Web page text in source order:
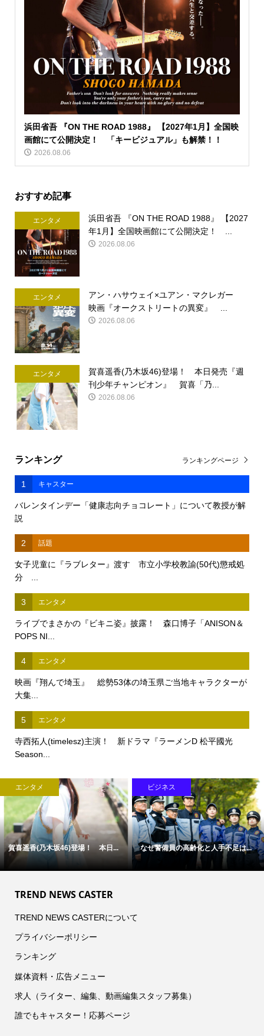
浜田省吾 『ON THE ROAD 1988』 【2027年1月】全国映
画館にて公開決定！ 「キービジュアル」も解禁！！
2026.08.06
おすすめ記事
エンタメ
浜田省吾 『ON THE ROAD 1988』 【2027
年1月】全国映画館にて公開決定！ ...
2026.08.06
エンタメ
アン・ハサウェイ×ユアン・マクレガー
映画『オークストリートの異変』 ...
2026.08.06
エンタメ
賀喜遥香(乃木坂46)登場！ 本日発売『週
刊少年チャンピオン』 賀喜「乃...
2026.08.06
ランキング
1 キャスター
バレンタインデー「健康志向チョコレート」について教授が解
説
2 話題
女子児童に『ラブレター』渡す 市立小学校教諭(50代)懲戒処
分 ...
3 エンタメ
ライブでまさかの『ビキニ姿』披露！ 森口博子「ANISON＆
POPS NI...
4 エンタメ
映画『翔んで埼玉』 総勢53体の埼玉県ご当地キャラクターが
大集...
5 エンタメ
寺西拓人(timelesz)主演！ 新ドラマ『ラーメンD 松平國光
Season...
ランキングページ
エンタメ
賀喜遥香(乃木坂46)登場！ 本日...
ビジネス
なぜ警備員の高齢化と人手不足は...
TREND NEWS CASTER
TREND NEWS CASTERについて
プライバシーポリシー
ランキング
媒体資料・広告メニュー
求人（ライター、編集、動画編集スタッフ募集）
誰でもキャスター！応募ページ